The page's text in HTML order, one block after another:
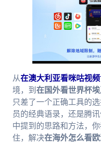
从在澳大利亚看咪咕视
境，到 在国外看世界杯埃
只差了一个正确工具的
员的经典语录，还是腾
中提到的思路和方法，
住，解决在海外怎么看